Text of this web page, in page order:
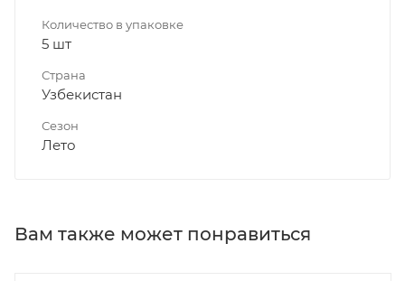
Количество в упаковке
5 шт
Страна
Узбекистан
Сезон
Лето
Вам также может понравиться